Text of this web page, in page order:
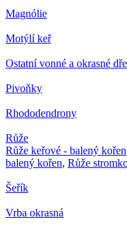
Magnólie
Motýlí keř
Ostatní vonné a okrasné
Pivoňky
Rhododendrony
Růže
Růže keřové - balený kořen
balený kořen, Růže
Šeřík
Vrba okrasná